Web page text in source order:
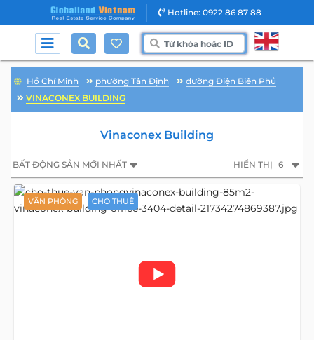
Hotline: 0922 86 87 88
Hồ Chí Minh phường Tân Định
đường Điện Biên Phủ
VINACONEX BUILDING
Vinaconex Building
BẤT ĐỘNG SẢN MỚI NHẤT HIỂN THỊ 6
VĂN PHÒNG CHO THUÊ